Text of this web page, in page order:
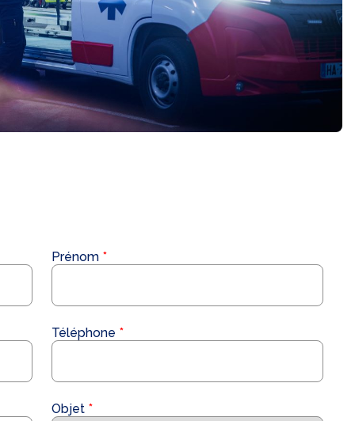
Prénom
Téléphone
Objet